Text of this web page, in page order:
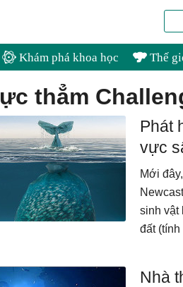
Khám phá khoa học Thế
vực thẳm
Phát
vực
Mới
sinh vật
đất
Nhà